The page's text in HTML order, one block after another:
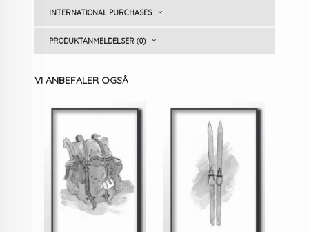
INTERNATIONAL PURCHASES
PRODUKTANMELDELSER (0)
VI ANBEFALER OGSÅ